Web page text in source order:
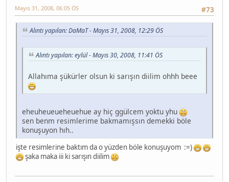
#73
Mayıs 31, 2008, 06:05 ÖS
Alıntı yapılan: DaMaT - Mayıs 31, 2008, 12:29 ÖS
Alıntı yapılan: eylül - Mayıs 30, 2008, 11:41 ÖS
Allahıma şükürler olsun ki sarışın diilim ohhh beee
eheuheueueheuehue ay hiç ggülcem yoktu yhu
sen benm resimlerime bakmamışsın demekki böle
konuşuyon hıh..
işte resimlerine baktım da o yüzden böle konuşuyom :=)
şaka maka iii ki sarışın diilim